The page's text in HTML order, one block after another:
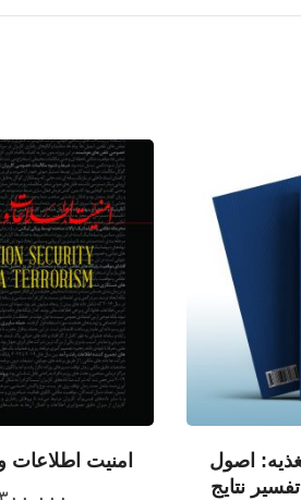
امنیت اطلاعات
اصول
نتایج